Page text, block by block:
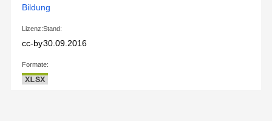
Bildung
Lizenz:
cc-by
Stand:
30.09.2016
Formate:
XLSX